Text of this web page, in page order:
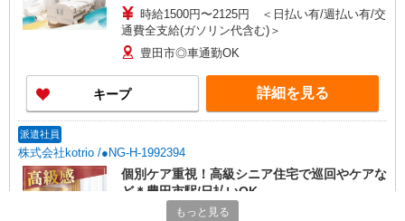
時給1500円〜2125円 ＜日払い有/週払い有/交
通費全支給(ガソリン代含む)＞
豊田市◎車通勤OK
キープ 詳細を見る
派遣社員
株式会社kotrio /●NG-H-1992394
個別ケア重視！高級シニア住宅で巡回やケアな
ど＊豊田市駅/日払いOK
時給1500円〜2125円 ＜日払い有/週払い有/交
もっと見る